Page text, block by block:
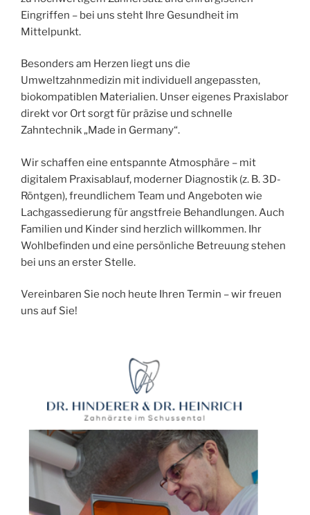
Eingriffen – bei uns steht Ihre Gesundheit im
Mittelpunkt.
Besonders am Herzen liegt uns die
Umweltzahnmedizin mit individuell angepassten,
biokompatiblen Materialien. Unser eigenes Praxislabor
direkt vor Ort sorgt für präzise und schnelle
Zahntechnik „Made in Germany“.
Wir schaffen eine entspannte Atmosphäre – mit
digitalem Praxisablauf, moderner Diagnostik (z. B. 3D-
Röntgen), freundlichem Team und Angeboten wie
Lachgassedierung für angstfreie Behandlungen. Auch
Familien und Kinder sind herzlich willkommen. Ihr
Wohlbefinden und eine persönliche Betreuung stehen
bei uns an erster Stelle.
Vereinbaren Sie noch heute Ihren Termin – wir freuen
uns auf Sie!